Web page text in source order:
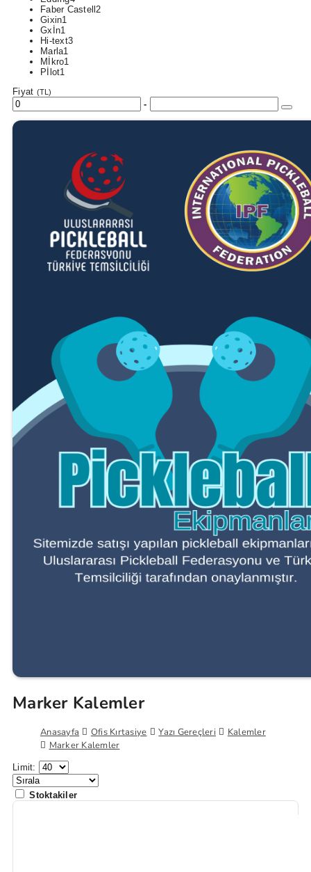
Faber Castell2
Gixin1
Gxİn1
Hi-text3
Marla1
Mİkro1
Pİlot1
Fiyat (TL)
-
Marker Kalemler
Anasayfa Ofis Kırtasiye Yazı Gereçleri
Kalemler
Marker Kalemler
Limit:
Stoktakiler